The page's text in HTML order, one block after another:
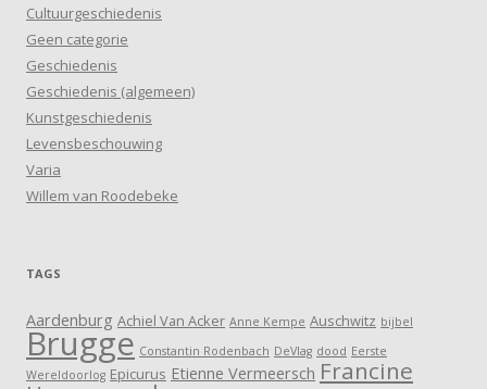
Cultuurgeschiedenis
Geen categorie
Geschiedenis
Geschiedenis (algemeen)
Kunstgeschiedenis
Levensbeschouwing
Varia
Willem van Roodebeke
TAGS
Aardenburg Achiel Van Acker Anne Kempe Auschwitz bijbel
Brugge Constantin Rodenbach DeVlag dood Eerste
Wereldoorlog Epicurus Etienne Vermeersch Francine